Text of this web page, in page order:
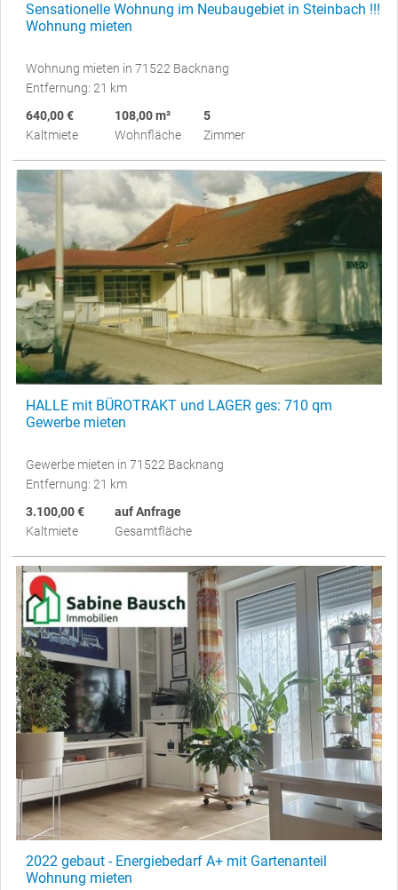
Sensationelle Wohnung im Neubaugebiet in Steinbach !!!
Wohnung mieten
Wohnung mieten in 71522 Backnang
Entfernung: 21 km
640,00 €
Kaltmiete
108,00 m²
Wohnfläche
5
Zimmer
HALLE mit BÜROTRAKT und LAGER ges: 710 qm
Gewerbe mieten
Gewerbe mieten in 71522 Backnang
Entfernung: 21 km
3.100,00 €
Kaltmiete
auf Anfrage
Gesamtfläche
2022 gebaut - Energiebedarf A+ mit Gartenanteil
Wohnung mieten